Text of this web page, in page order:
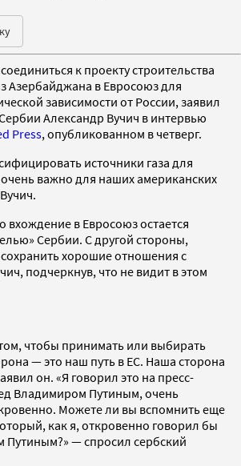
к проекту строительства
Азербайджана в Евросоюз для
зависимости от России, заявил
Александр Вучич в интервью
Press, опубликованном в четверг.
источники газа для
важно для наших американских
вхождение в Евросоюз остается
Сербии. С другой стороны,
хорошие отношения с
подчеркнув, что не видит в этом
чтобы принимать или выбирать
— это наш путь в ЕС. Наша сторона
он. «Я говорил это на пресс-
Владимиром Путиным, очень
Можете ли вы вспомнить еще
как я, откровенно говорил бы
— спросил сербский